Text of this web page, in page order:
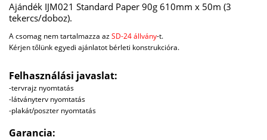
Ajándék IJM021 Standard Paper 90g 610mm x 50m (3
tekercs/doboz).
A csomag nem tartalmazza azSD-24 állvány-t.
Kérjen tőlünk egyedi ajánlatot bérleti konstrukcióra.
Felhasználási javaslat:
-tervrajz nyomtatás
-látványterv nyomtatás
-plakát/poszter nyomtatás
Garancia: